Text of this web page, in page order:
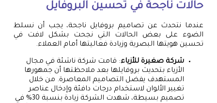
حالات ناجحة في تحسين البروفايل
عندما نتحدث عن تصاميم بروفايل ناجحة، يجب أن نسلط
الضوء على بعض الحالات التي نجحت بشكل لافت في
تحسين هويتها البصرية وزيادة فعاليتها أمام العملاء.
شركة صغيرة للأزياء: قامت شركة ناشئة في مجال
الأزياء بتحديث بروفايلها بعد ملاحظتها أن جمهورها
المستهدف يفضل التصاميم المعاصرة. من خلال
تغيير الألوان لاستخدام درجات دافئة وإدخال عناصر
تصميم بسيطة، شهدت الشركة زيادة بنسبة 30% في